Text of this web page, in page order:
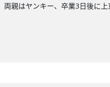
親はヤンキー、卒業3日後に